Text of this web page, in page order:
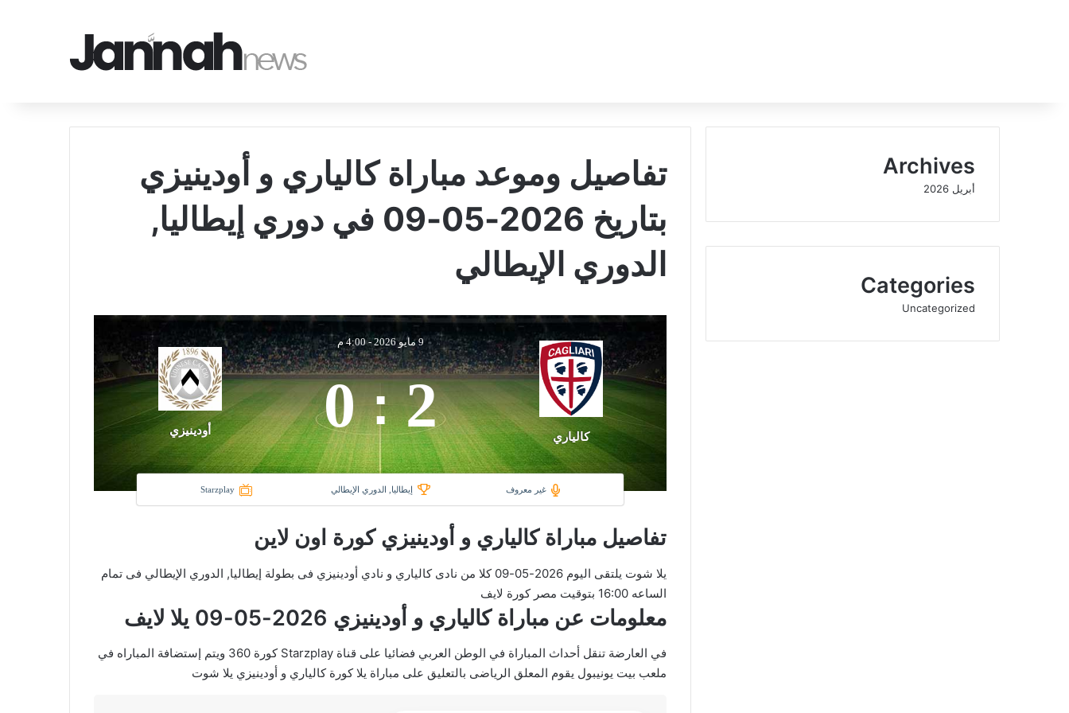
تفاصيل وموعد مباراة كالياري و أودينيزي
بتاريخ 2026-05-09 في دوري إيطاليا,
الدوري الإيطالي
كالياري
9 مايو 2026 -4:00 م
2
:
0 أودينيزي
غير معروف إيطاليا, الدوري الإيطالي Starzplay
تفاصيل مباراة كالياري و أودينيزي كورة اون لاين
يلا شوت يلتقى اليوم 2026-05-09 كلا من نادى كالياري و نادي أودينيزي فى بطولة إيطاليا, الدوري الإيطالي فى تمام
الساعه 16:00 بتوقيت مصر كورة لايف
معلومات عن مباراة كالياري و أودينيزي 2026-05-09 يلا لايف
في العارضة تنقل أحداث المباراة في الوطن العربي فضائيا على قناة Starzplay كورة 360 ويتم إستضافة المباراه في
ملعب بيت يونيبول يقوم المعلق الرياضى بالتعليق على مباراة يلا كورة كالياري و أودينيزي يلا شوت
Archives
أبريل 2026
Categories
Uncategorized